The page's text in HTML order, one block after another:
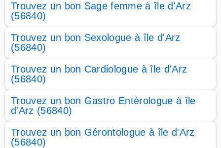
Trouvez un bon Sage femme à île d'Arz
(56840)
Trouvez un bon Sexologue à île d'Arz
(56840)
Trouvez un bon Cardiologue à île d'Arz
(56840)
Trouvez un bon Gastro Entérologue à île
d'Arz (56840)
Trouvez un bon Gérontologue à île d'Arz
(56840)